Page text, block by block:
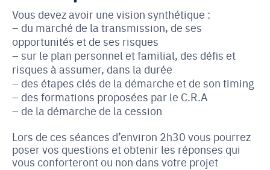
Vous devez avoir une vision synthétique :
du marché de la transmission, de ses
opportunités et de ses risques
sur le plan personnel et familial, des défis et
risques à assumer, dans la durée
des étapes clés de la démarche et de son timing
des formations proposées par le C.R.A
de la démarche de la cession
Lors de ces séances d’environ 2h30 vous pourrez
poser vos questions et obtenir les réponses qui
vous conforteront ou non dans votre projet